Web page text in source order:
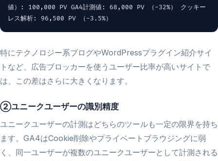
値）: 100,000 PV GA4計測値: 68,000 PV （-32%） クッキー
レス解析: 96,500 PV （-3.5%）
特にテクノロジー系ブログやWordPressプラグイン紹介サイ
トなど、広告ブロッカーを使うユーザー比率が高いサイトで
は、この差はさらに大きくなります。
②ユニークユーザーの識別精度
ユニークユーザーの計測はどちらのツールも一定の限界を持ち
ます。GA4はCookie削除やプライベートブラウジングに弱
く、同一ユーザーが複数のユニークユーザーとして計測される